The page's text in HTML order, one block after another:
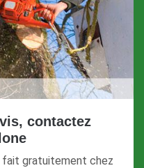
contactez
fait gratuitement chez